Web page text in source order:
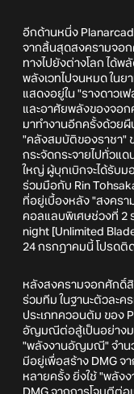
อีกด้านหนึ่ง
จากสิ้นสุดสงครามจอ
ทางไปยังต่างโลก ได้พ
พลังเวทไปจนหมด ใน
แสดงอยู่ใน "รางดาว
และอาศัยพลังของจอ
มาทำงานอีกครั้งด้วยผื
"คลังสมบัติของราชา"
กระจัดกระจายไปทั่วแ
ใหญ่ ผู้บุกเบิกจะได้รับ
ร่วมมือกับ Rin
ที่อยู่เบื้องหลัง "สงคร
คอลแลบพิเศษช่วงที่ 2
night [Unlimited
24 กรกฎาคมนี้ โปรดติ
หลังสงครามจอกศักดิ์
ร่วมทีม ในฐานะตัวละค
ประเภทควอนตัม ของ
อัญมณีต่อสู้เป็นอย่างมา
"พลังงานอัญมณี" จำน
มีอยู่เพื่อสร้าง DMG จ
หลายครั้ง ยิ่งใช้ "พลัง